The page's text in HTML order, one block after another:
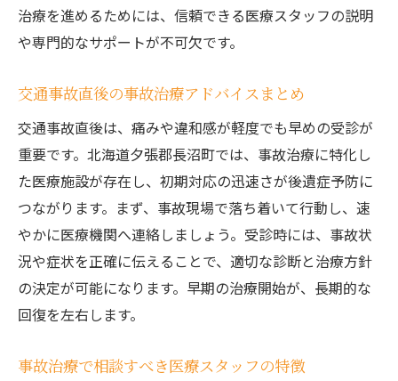
治療を進めるためには、信頼できる医療スタッフの説明
や専門的なサポートが不可欠です。
交通事故直後の事故治療アドバイスまとめ
交通事故直後は、痛みや違和感が軽度でも早めの受診が
重要です。北海道夕張郡長沼町では、事故治療に特化し
た医療施設が存在し、初期対応の迅速さが後遺症予防に
つながります。まず、事故現場で落ち着いて行動し、速
やかに医療機関へ連絡しましょう。受診時には、事故状
況や症状を正確に伝えることで、適切な診断と治療方針
の決定が可能になります。早期の治療開始が、長期的な
回復を左右します。
事故治療で相談すべき医療スタッフの特徴